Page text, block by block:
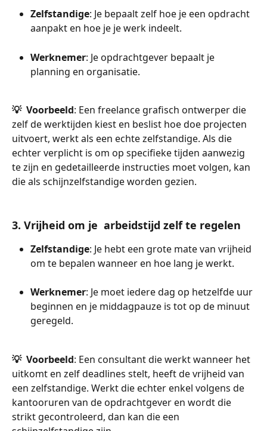
Zelfstandige: Je bepaalt zelf hoe je een opdracht
aanpakt en hoe je je werk indeelt.
Werknemer: Je opdrachtgever bepaalt je
planning en organisatie.
💡  Voorbeeld: Een freelance grafisch ontwerper die
zelf de werktijden kiest en beslist hoe doe projecten
uitvoert, werkt als een echte zelfstandige. Als die
echter verplicht is om op specifieke tijden aanwezig
te zijn en gedetailleerde instructies moet volgen, kan
die als schijnzelfstandige worden gezien.
3. Vrijheid om je  arbeidstijd zelf te regelen
Zelfstandige: Je hebt een grote mate van vrijheid
om te bepalen wanneer en hoe lang je werkt.
Werknemer: Je moet iedere dag op hetzelfde uur
beginnen en je middagpauze is tot op de minuut
geregeld.
💡  Voorbeeld: Een consultant die werkt wanneer het
uitkomt en zelf deadlines stelt, heeft de vrijheid van
een zelfstandige. Werkt die echter enkel volgens de
kantooruren van de opdrachtgever en wordt die
strikt gecontroleerd, dan kan die een